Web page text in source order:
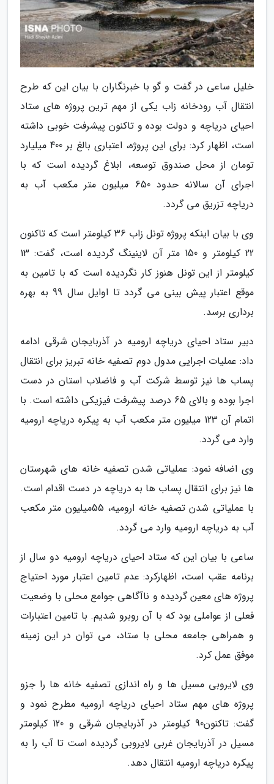
خلیل ساعی در گفت و گو با خبرنگاران با بیان این که طرح
انتقال آب رودخانه زاب یکی از مهم ترین پروژه های ستاد
احیای دریاچه و دولت بوده و تاکنون پیشرفت خوبی داشته
است، اظهار کرد: برای این پروژه، اعتباری بالغ بر 400 میلیارد
تومان از محل صندوق توسعه، ابلاغ گردیده است که با
اجرای آن سالانه حدود 650 میلیون متر مکعب آب به
دریاچه تزریق می گردد.
وی با بیان اینکه پروژه تونل زاب 36 کیلومتر است که تاکنون
22 کیلومتر و 150 متر آن لاینینگ گردیده است، گفت: 13
کیلومتر از این تونل هنوز کار نگردیده است که با تامین به
موقع اعتبار پیش بینی می گردد تا اوایل سال 99 به بهره
برداری برسد.
دبیر ستاد احیای دریاچه ارومیه در آذربایجان شرقی ادامه
داد: عملیات اجرایی مدول دوم تصفیه خانه تبریز برای انتقال
پساب ها نیز توسط شرکت آب و فاضلاب استان در دست
اجرا بوده و بالای 65 درصد پیشرفت فیزیکی داشته است. با
اتمام آن 123 میلیون متر مکعب آب به پیکره دریاچه ارومیه
وارد می گردد.
وی اضافه نمود: عملیاتی شدن تصفیه خانه های شهرستان
ها نیز برای انتقال پساب ها به دریاچه در دست اقدام است.
با عملیاتی شدن تصفیه خانه ارومیه، 55میلیون متر مکعب
آب به دریاچه ارومیه وارد می گردد.
ساعی با بیان این که ستاد احیای دریاچه ارومیه دو سال از
برنامه عقب است، اظهارکرد: عدم تامین اعتبار مورد احتیاج
پروژه های معین گردیده و ناآگاهی جوامع محلی با وضعیت
فعلی از عواملی بود که با آن روبرو شدیم. با تامین اعتبارات
و همراهی جامعه محلی با ستاد، می توان در این زمینه
موفق عمل کرد.
وی لایروبی مسیل ها و راه اندازی تصفیه خانه ها را جزو
پروژه های مهم ستاد احیای دریاچه ارومیه مطرح نمود و
گفت: تاکنون90 کیلومتر در آذربایجان شرقی و 120 کیلومتر
مسیل در آذربایجان غربی لایروبی گردیده است تا آب را به
پیکره دریاچه ارومیه انتقال دهد.